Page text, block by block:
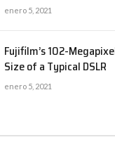
enero 5, 2021
Fujifilm’s 102-
Size of a Typical DSLR
enero 5, 2021